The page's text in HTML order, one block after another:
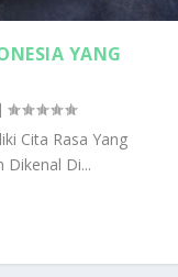
YANG
Cita Rasa Yang
Dikenal Di...